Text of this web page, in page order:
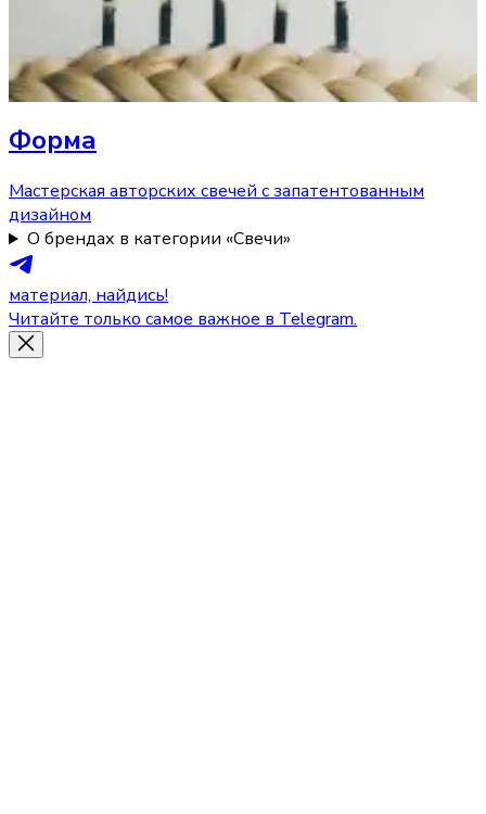
Форма
Мастерская авторских свечей с запатентованным
дизайном
О брендах в категории «Свечи»
материал, найдись!
Читайте только самое важное в Telegram.